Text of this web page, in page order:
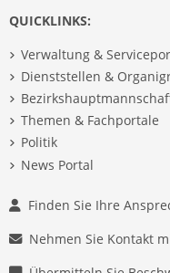
QUICKLINKS:
Verwaltung &
Dienststellen &
Themen & Fachportale
Politik
News Portal
Finden Sie Ihre
Nehmen Sie Kontakt